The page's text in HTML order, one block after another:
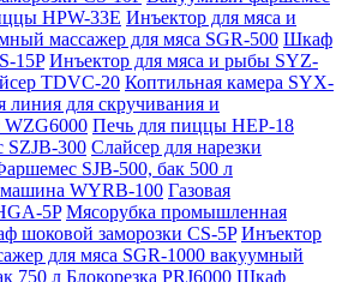
HPW-33E Инъектор для мяса и
массажер для мяса SGR-500 Шкаф
15P Инъектор для мяса и рыбы SYZ-
TDVC-20 Коптильная камера SYX-
линия для скручивания и
WZG6000 Печь для пиццы HEP-18
300 Слайсер для нарезки
SJB-500, бак 500 л
WYRB-100 Газовая
5P Мясорубка промышленная
шоковой заморозки CS-5P Инъектор
для мяса SGR-1000 вакуумный
750 л Блокорезка PRJ6000 Шкаф